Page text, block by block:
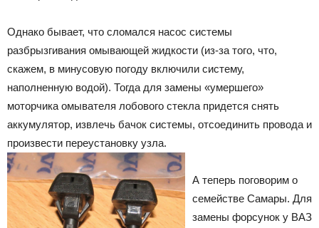
Однако бывает, что сломался насос системы
разбрызгивания омывающей жидкости (из-за того, что,
скажем, в минусовую погоду включили систему,
наполненную водой). Тогда для замены «умершего»
моторчика омывателя лобового стекла придется снять
аккумулятор, извлечь бачок системы, отсоединить провода и
произвести переустановку узла.
А теперь поговорим о
семействе Самары. Для
замены форсунок у ВАЗ